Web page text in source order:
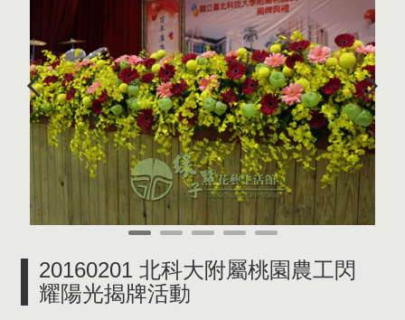
20160201 北科大附屬桃園農工閃
耀陽光揭牌活動